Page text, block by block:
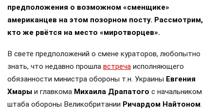
предположения о возможном «сменщике»
американцев на этом позорном посту. Рассмотрим,
кто же рвётся на место «миротворцев».
В свете предположений о смене кураторов, любопытно
знать, что недавно прошла встреча исполняющего
обязанности министра обороны т.н. Украины Евгения
Хмары и главкома Михаила Драпатого с начальником
штаба обороны Великобритании Ричардом Найтоном.